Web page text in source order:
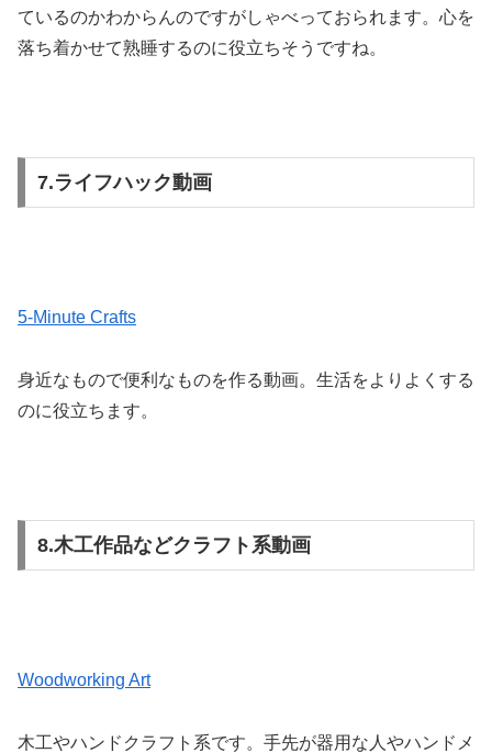
ているのかわからんのですがしゃべっておられます。心を
落ち着かせて熟睡するのに役立ちそうですね。
7.ライフハック動画
5-Minute Crafts
身近なもので便利なものを作る動画。生活をよりよくする
のに役立ちます。
8.木工作品などクラフト系動画
Woodworking Art
木工やハンドクラフト系です。手先が器用な人やハンドメ